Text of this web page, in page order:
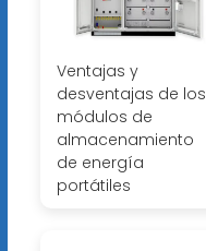
Ventajas y
desventajas de los
módulos de
almacenamiento
de energía
portátiles